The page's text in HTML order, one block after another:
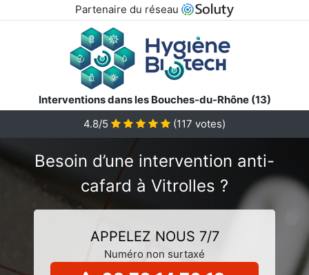
Partenaire du réseau
Interventions dans les Bouches-du-Rhône (13)
4.8/5
(117 votes)
Besoin d’une intervention anti-
cafard à Vitrolles ?
APPELEZ NOUS 7/7
Numéro non surtaxé